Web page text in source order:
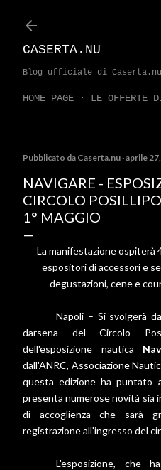
CASERTA.NU
Blog ufficiale di Caserta.nu
HOME PAGE LE OFFERTE
Pubblicato da Caserta.nu aprile
NAVIGARE -
CIRCOLO
1° MAGGIO
La manifestazione ospiterà
espositori di accessori e
degustazioni, cene e
Napoli – Si svolgerà
darsena del Circolo
dell'esposizione nautica
dall'ANRC, Associazione
questa edizione ha puntato
presenta numerose novità sia
di accoglienza che sarà
registrazione all'ingresso del
L'esposizione, che